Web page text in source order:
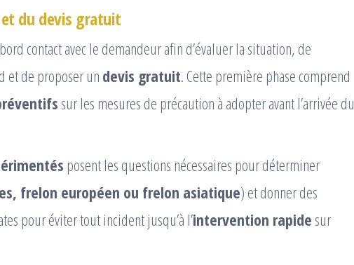
du devis gratuit
contact avec le demandeur afin d’évaluer la situation, de
et de proposer un devis gratuit. Cette première phase comprend
sur les mesures de précaution à adopter avant l’arrivée du
posent les questions nécessaires pour déterminer
frelon européen ou frelon asiatique) et donner des
pour éviter tout incident jusqu’à l’intervention rapide sur